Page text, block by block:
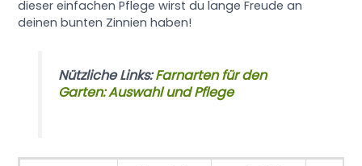
dieser einfachen Pflege wirst du lange Freude an
deinen bunten Zinnien haben!
Nützliche Links:Farnarten für den
Garten: Auswahl und Pflege